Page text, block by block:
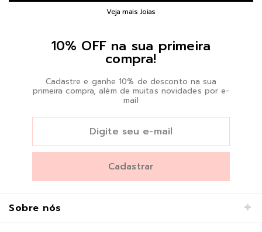
Veja mais Joias
10% OFF na sua primeira
compra!
Cadastre e ganhe 10% de desconto na sua
primeira compra, além de muitas novidades por e-
mail
Sobre nós